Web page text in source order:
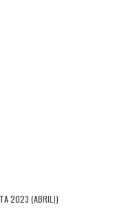
2023 (ABRIL))